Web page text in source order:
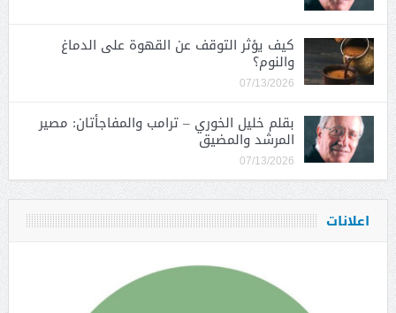
كيف يؤثر التوقف عن القهوة على الدماغ
والنوم؟
07/13/2026
بقلم خليل الخوري – ترامب والمفاجأتان: مصير
المرشد والمضيق
07/13/2026
اعلانات